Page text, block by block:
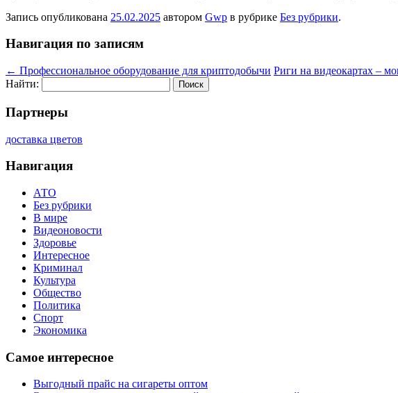
Запись опубликована 25.02.2025 автором Gwp в рубрике Без рубрики.
Навигация по записям
← Профессиональное оборудование для криптодобычи Риги на видеокартах –
Найти:
Партнеры
доставка цветов
Навигация
АТО
Без рубрики
В мире
Видеоновости
Здоровье
Интересное
Криминал
Культура
Общество
Политика
Спорт
Экономика
Самое интересное
Выгодный прайс на сигареты оптом